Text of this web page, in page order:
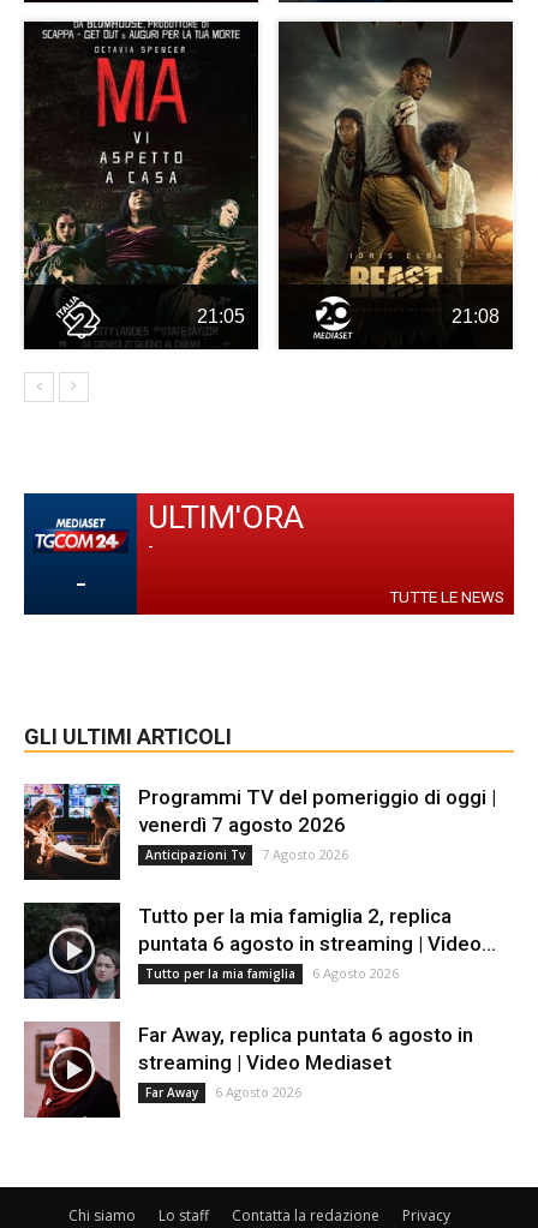
21:05 21:08
-
ULTIM'ORA
-
TUTTE LE NEWS
GLI ULTIMI ARTICOLI
Programmi TV del pomeriggio di oggi |
venerdì 7 agosto 2026
Anticipazioni Tv 7 Agosto 2026
Tutto per la mia famiglia 2, replica
puntata 6 agosto in streaming | Video...
Tutto per la mia famiglia 6 Agosto 2026
Far Away, replica puntata 6 agosto in
streaming | Video Mediaset
Far Away 6 Agosto 2026
Chi siamo Lo staff Contatta la redazione Privacy